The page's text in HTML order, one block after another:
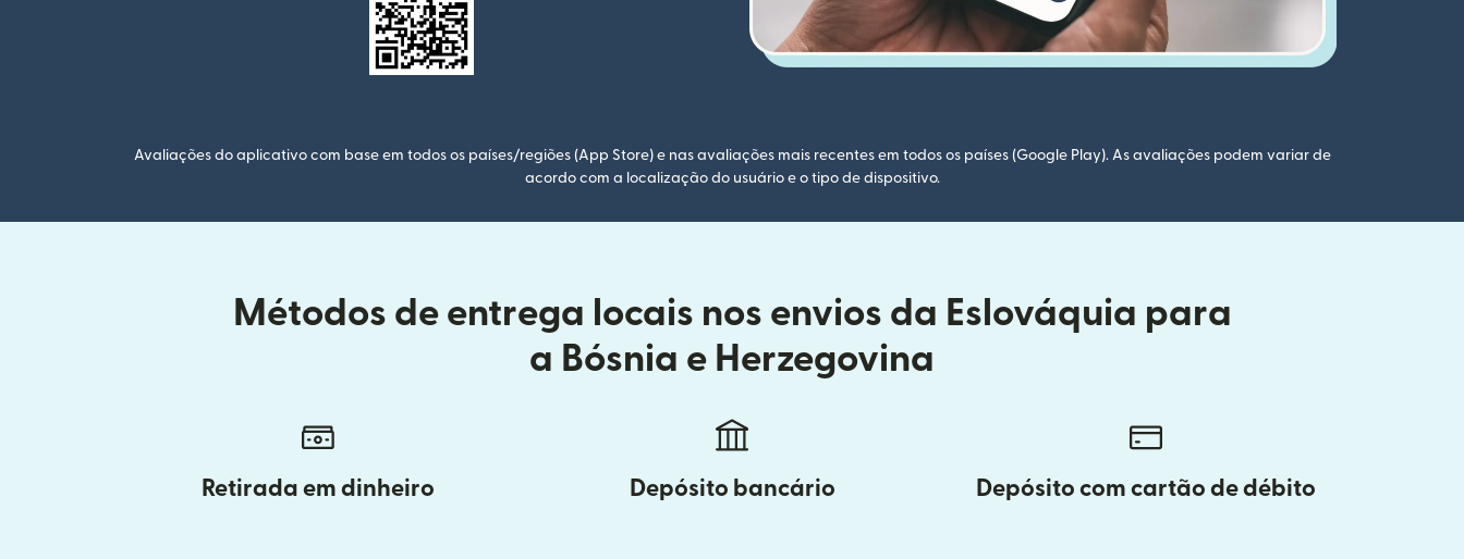
Avaliações do aplicativo com base em todos os países/regiões (App Store) e nas avaliações mais recentes em todos os países (Google Play). As avaliações podem variar de
acordo com a localização do usuário e o tipo de dispositivo.
Métodos de entrega locais nos envios da Eslováquia para
a Bósnia e Herzegovina
Retirada em dinheiro Depósito bancário Depósito com cartão de débito